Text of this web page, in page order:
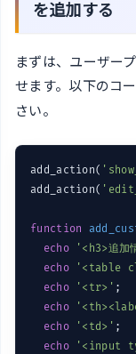
を追加する
まずは、ユーザー
せます。以下のコ
さい。
add_action(
add_action(
function
echo
'<h3>追加
echo
'<table
echo
'<tr>' ;
echo
echo
'<td>' ;
echo
'<input